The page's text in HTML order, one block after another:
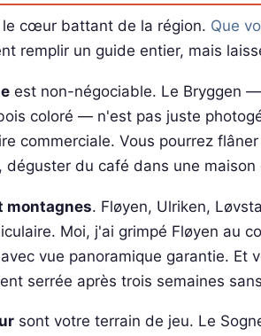
le cœur battant de la région. Que
remplir un guide entier, mais
est non-négociable. Le Bryggen
coloré — n'est pas juste
commerciale. Vous pourrez
déguster du café dans une
montagnes. Fløyen, Ulriken,
Moi, j'ai grimpé Fløyen au
vue panoramique garantie. Et
serrée après trois semaines
sont votre terrain de jeu. Le